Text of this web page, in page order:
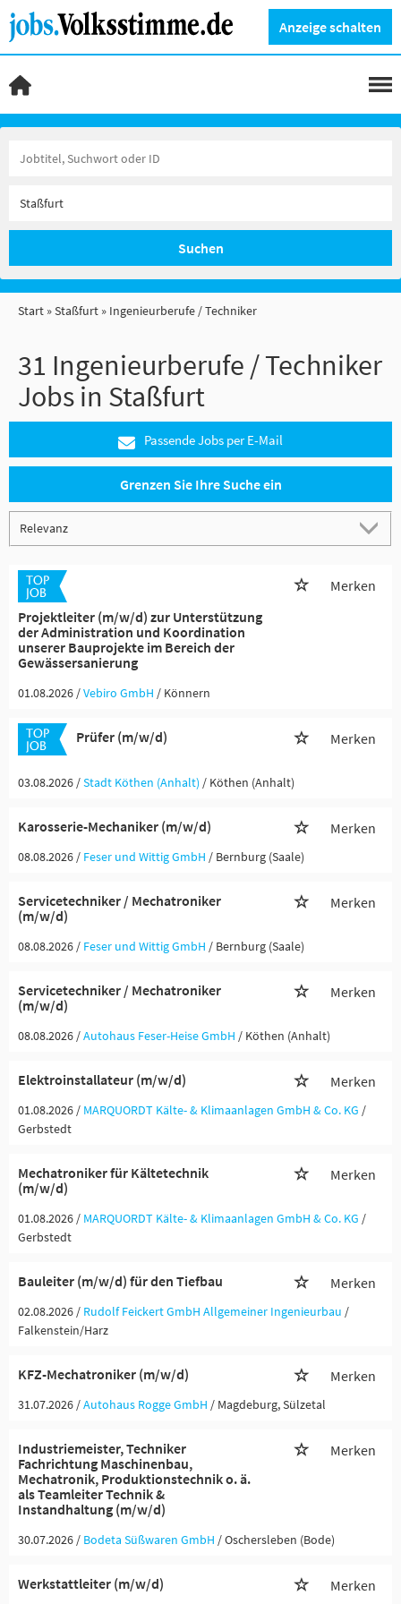
Anzeige schalten
Suchen
Start Staßfurt Ingenieurberufe / Techniker
31 Ingenieurberufe / Techniker
Jobs in Staßfurt
Passende Jobs per E-Mail
Grenzen Sie Ihre Suche ein
Projektleiter (m/w/d) zur Unterstützung
der Administration und Koordination
unserer Bauprojekte im Bereich der
Gewässersanierung
Merken
01.08.2026 /Vebiro GmbH / Könnern
Prüfer (m/w/d) Merken
03.08.2026 /Stadt Köthen (Anhalt) / Köthen (Anhalt)
Karosserie-Mechaniker (m/w/d) Merken
08.08.2026 / Feser und Wittig GmbH / Bernburg (Saale)
Servicetechniker / Mechatroniker
(m/w/d)
Merken
08.08.2026 / Feser und Wittig GmbH / Bernburg (Saale)
Servicetechniker / Mechatroniker
(m/w/d)
Merken
08.08.2026 /Autohaus Feser-Heise GmbH / Köthen (Anhalt)
Elektroinstallateur (m/w/d) Merken
01.08.2026 / MARQUORDT Kälte- & Klimaanlagen GmbH & Co. KG /
Gerbstedt
Mechatroniker für Kältetechnik
(m/w/d)
Merken
01.08.2026 / MARQUORDT Kälte- & Klimaanlagen GmbH & Co. KG /
Gerbstedt
Bauleiter (m/w/d) für den Tiefbau Merken
02.08.2026 / Rudolf Feickert GmbH Allgemeiner Ingenieurbau /
Falkenstein/Harz
KFZ-Mechatroniker (m/w/d) Merken
31.07.2026 /Autohaus Rogge GmbH / Magdeburg, Sülzetal
Industriemeister, Techniker
Fachrichtung Maschinenbau,
Mechatronik, Produktionstechnik o. ä.
als Teamleiter Technik &
Instandhaltung (m/w/d)
Merken
30.07.2026 / Bodeta Süßwaren GmbH / Oschersleben (Bode)
Werkstattleiter (m/w/d) Merken